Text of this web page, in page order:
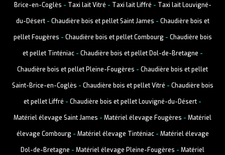
Brice-en-Coglès - Taxi lait Vitré - Taxi lait Liffré - Taxi lait Louvigné-
du-Désert - Chaudière bois et pellet Saint James - Chaudière bois et
pellet Fougères - Chaudière bois et pellet Combourg - Chaudière bois
et pellet Tinténiac- Chaudière bois et pellet Dol-de-Bretagne -
Chaudière bois et pellet Pleine-Fougères - Chaudière bois et pellet
Saint-Brice-en-Coglès - Chaudière bois et pellet Vitré - Chaudière bois
et pellet Liffré - Chaudière bois et pellet Louvigné-du-Désert -
Matériel élevage Saint James - Matériel élevage Fougères - Matériel
élevage Combourg - Matériel élevage Tinténiac- Matériel élevage
Dol-de-Bretagne - Matériel élevage Pleine-Fougères - Matériel